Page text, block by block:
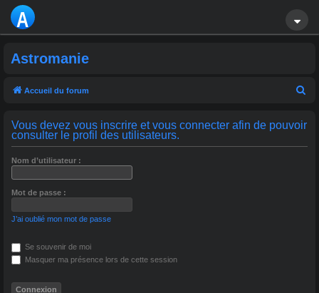
A
T
R
O
M
A
NI
E
Astromanie
Accueil du forum
Vous devez vous inscrire et vous connecter afin de pouvoir
consulter le profil des utilisateurs.
Nom d’utilisateur :
Mot de passe :
J’ai oublié mon mot de passe
Se souvenir de moi
Masquer ma présence lors de cette session